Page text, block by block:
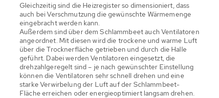
Gleichzeitig sind die Heizregister so dimensioniert, dass
auch bei Verschmutzung die gewünschte Wärmemenge
eingebracht werden kann.
Außerdem sind über dem Schlammbeet auch Ventilatoren
angeordnet. Mit diesen wird die trockene und warme Luft
über die Trocknerfläche getrieben und durch die Halle
geführt. Dabei werden Ventilatoren eingesetzt, die
drehzahlgeregelt sind – je nach gewünschter Einstellung
können die Ventilatoren sehr schnell drehen und eine
starke Verwirbelung der Luft auf der Schlammbeet-
Fläche erreichen oder energieoptimiert langsam drehen.